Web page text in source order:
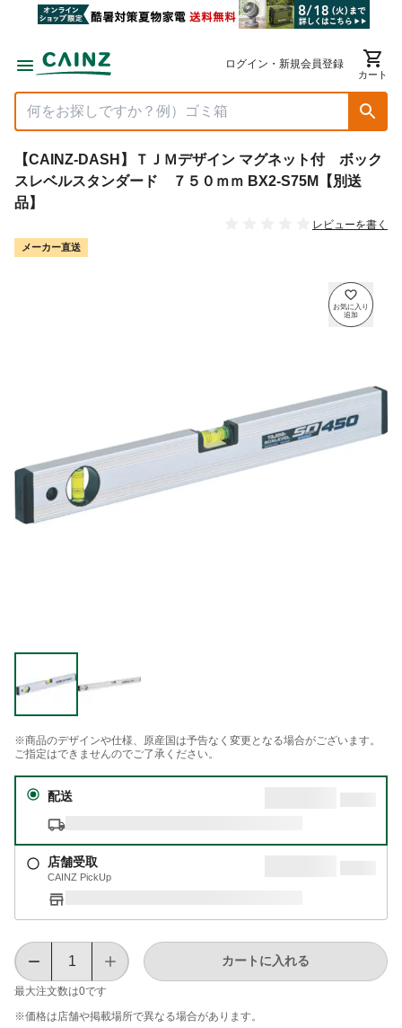
ログイン・新規会員登録
カート
【CAINZ-DASH】ＴＪＭデザイン マグネット付 ボック
スレベルスタンダード ７５０ｍｍ BX2-S75M【別送
品】
レビューを書く
メーカー直送
※商品のデザインや仕様、原産国は予告なく変更となる場合がございます。
ご指定はできませんのでご了承ください。
配送
店舗受取
CAINZ PickUp
最大注文数は0です
カートに入れる
※価格は​店舗や​掲載場所で​異なる​場合が​あります。